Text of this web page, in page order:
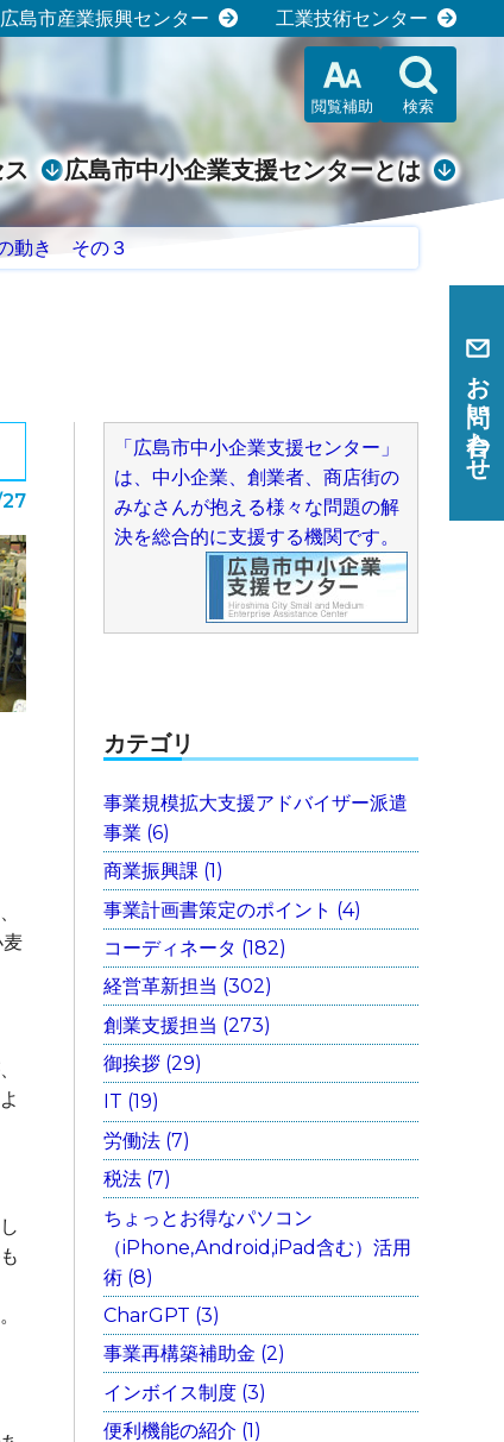
広島市産業振興センター
工業技術センター
閲覧補助 検索
広島市中小企業支援センターとは
お問い合わせ
動き その３
「広島市中小企業支援センター」
は、中小企業、創業者、商店街の
みなさんが抱える様々な問題の解
決を総合的に支援する機関です。
カテゴリ
事業規模拡大支援アドバイザー派遣
事業 (6)
商業振興課 (1)
事業計画書策定のポイント (4)
コーディネータ (182)
経営革新担当 (302)
創業支援担当 (273)
御挨拶 (29)
IT (19)
労働法 (7)
税法 (7)
ちょっとお得なパソコン
（iPhone,Android,iPad含む）活用
術 (8)
CharGPT (3)
事業再構築補助金 (2)
インボイス制度 (3)
便利機能の紹介 (1)